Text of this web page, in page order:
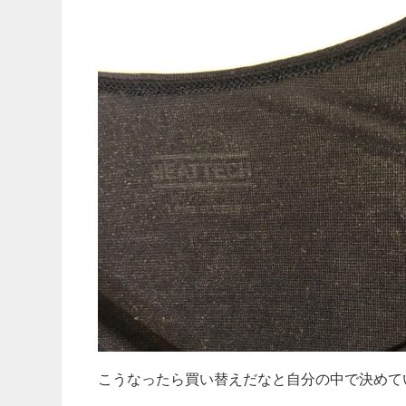
こうなったら買い替えだなと自分の中で決め